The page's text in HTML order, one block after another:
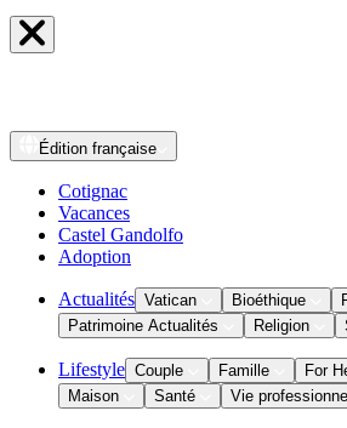
Édition française
Cotignac
Vacances
Castel Gandolfo
Adoption
Actualités Vatican Bioéthique
Patrimoine Actualités
Religion
Lifestyle Couple Famille
For
Maison
Santé Vie